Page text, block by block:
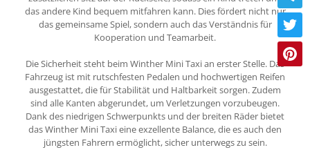
das andere Kind bequem mitfahren kann. Dies fördert nicht nur
das gemeinsame Spiel, sondern auch das Verständnis für
Kooperation und Teamarbeit.
Die Sicherheit steht beim Winther Mini Taxi an erster Stelle. Das
Fahrzeug ist mit rutschfesten Pedalen und hochwertigen Reifen
ausgestattet, die für Stabilität und Haltbarkeit sorgen. Zudem
sind alle Kanten abgerundet, um Verletzungen vorzubeugen.
Dank des niedrigen Schwerpunkts und der breiten Räder bietet
das Winther Mini Taxi eine exzellente Balance, die es auch den
jüngsten Fahrern ermöglicht, sicher unterwegs zu sein.